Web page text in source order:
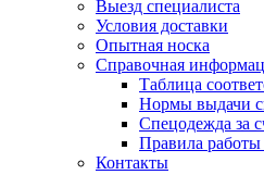
Выезд специалиста
Условия доставки
Опытная носка
Справочная
Таблица
Нормы выдачи
Спецодежда за
Правила работы
Контакты